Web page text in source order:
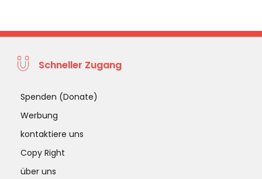
Schneller Zugang
Spenden (Donate)
Werbung
kontaktiere uns
Copy Right
über uns